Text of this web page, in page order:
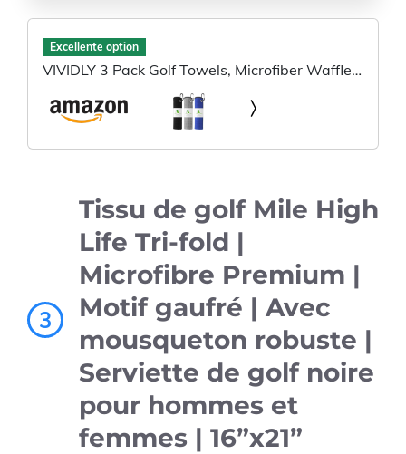
Excellente option
VIVIDLY 3 Pack Golf Towels, Microfiber Waffle
Pattern - Black, Blue and Gray
3
Tissu de golf Mile High
Life Tri-fold |
Microfibre Premium |
Motif gaufré | Avec
mousqueton robuste |
Serviette de golf noire
pour hommes et
femmes | 16”x21”